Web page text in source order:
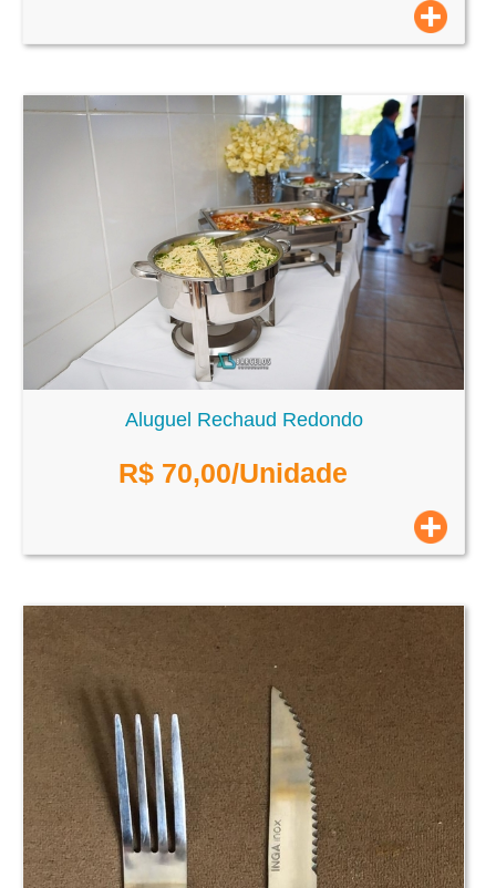
Aluguel Rechaud Redondo
R$ 70,00/Unidade